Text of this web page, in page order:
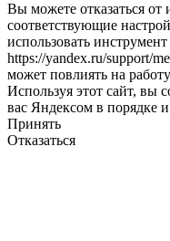
Вы можете отказаться от
соответствующие
использовать
https://yandex.ru/support/
может повлиять на
Используя этот сайт, вы
вас Яндексом в порядке
Принять
Отказаться